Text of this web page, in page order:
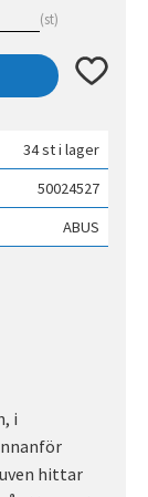
st
Lägg till
34 st i lager
50024527
ABUS
i
hittar